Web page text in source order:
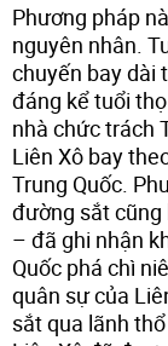
Phương pháp
nguyên nhân.
chuyến bay dài
đáng kể tuổi
nhà chức trách
Liên Xô bay
Trung Quốc.
đường sắt cũng
– đã ghi nhận
Quốc phá chì
quân sự của
sắt qua lãnh